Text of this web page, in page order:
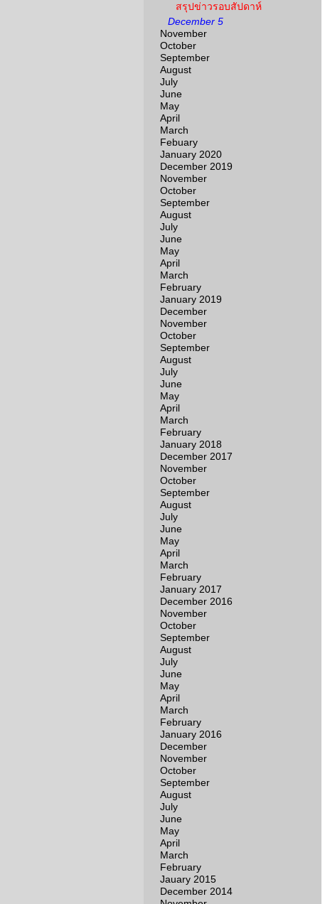
สรุปข่าวรอบสัปดาห์
December 5
November
October
September
August
July
June
May
April
March
Febuary
January 2020
December 2019
November
October
September
August
July
June
May
April
March
February
January 2019
December
November
October
September
August
July
June
May
April
March
February
January 2018
December 2017
November
October
September
August
July
June
May
April
March
February
January 2017
December 2016
November
October
September
August
July
June
May
April
March
February
January 2016
December
November
October
September
August
July
June
May
April
March
February
Jauary 2015
December 2014